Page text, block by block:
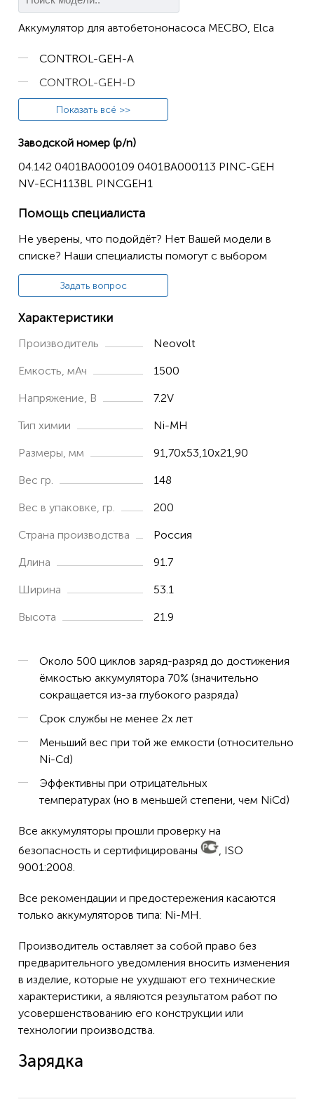
Аккумулятор для автобетононасоса MECBO, Elca
CONTROL-GEH-A
CONTROL-GEH-D
Elca Techno-M
Genio-Sfera
SFERA GENIO
SILUX GENIO
TECHNO-M
Punto
Показать всё >>
Заводской номер (p/n)
04.142 0401BA000109 0401BA000113 PINC-GEH
NV-ECH113BL PINCGEH1
Помощь специалиста
Не уверены, что подойдёт? Нет Вашей модели в
списке? Наши специалисты помогут с выбором
Задать вопрос
Характеристики
Производитель Neovolt
Емкость, мАч 1500
Напряжение, В 7.2V
Тип химии Ni-MH
Размеры, мм 91,70x53,10x21,90
Вес гр. 148
Вес в упаковке, гр. 200
Страна производства Россия
Длина 91.7
Ширина 53.1
Высота 21.9
Около 500 циклов заряд-разряд до достижения
ёмкостью аккумулятора 70% (значительно
сокращается из-за глубокого разряда)
Срок службы не менее 2х лет
Меньший вес при той же емкости (относительно
Ni-Cd)
Эффективны при отрицательных
температурах (но в меньшей степени, чем NiCd)
Все аккумуляторы прошли проверку на
безопасность и сертифицированы
, ISO
9001:2008.
Все рекомендации и предостережения касаются
только аккумуляторов типа: Ni-MH.
Производитель оставляет за собой право без
предварительного уведомления вносить изменения
в изделие, которые не ухудшают его технические
характеристики, а являются результатом работ по
усовершенствованию его конструкции или
технологии производства.
Зарядка